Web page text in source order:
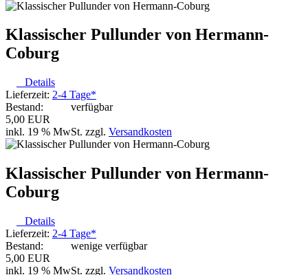
Klassischer Pullunder von Hermann-
Coburg
Details
Lieferzeit: 2-4 Tage*
Bestand:
verfügbar
5,00 EUR
inkl. 19 % MwSt. zzgl. Versandkosten
Klassischer Pullunder von Hermann-
Coburg
Details
Lieferzeit: 2-4 Tage*
Bestand:
wenige verfügbar
5,00 EUR
inkl. 19 % MwSt. zzgl. Versandkosten